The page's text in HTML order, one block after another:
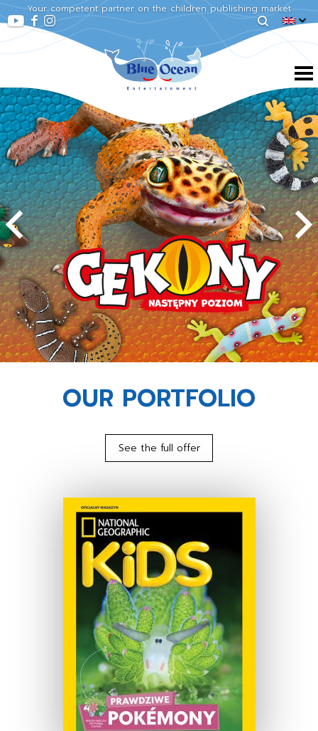
Your competent partner on the children publishing market
OUR PORTFOLIO
See the full offer